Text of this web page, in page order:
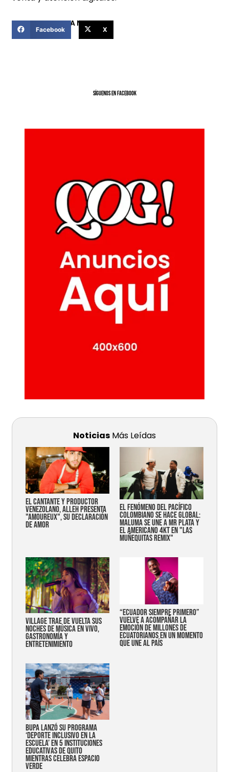
COMPARTIR ESTA NOTICIA
Facebook X
SíGUENOS EN FACEBOOK
Noticias Más Leídas
EL CANTANTE Y PRODUCTOR
VENEZOLANO, ALLEH PRESENTA
"AMOUREUX", SU DECLARACIÓN
DE AMOR
EL FENÓMENO DEL PACÍFICO
COLOMBIANO SE HACE GLOBAL:
MALUMA SE UNE A MR PLATA Y
EL AMERICANO 4KT EN "LAS
MUÑEQUITAS REMIX"
Village trae de vuelta sus
noches de música en vivo,
gastronomía y
entretenimiento
“Ecuador siempre primero”
vuelve a acompañar la
emoción de millones de
ecuatorianos en un momento
que une al país
Bupa lanzó su programa
‘Deporte Inclusivo en la
Escuela’ en 5 instituciones
educativas de Quito
mientras celebra espacio
verde